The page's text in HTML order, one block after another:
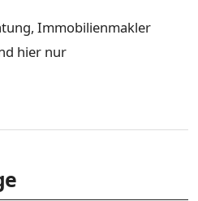
Immobilienmakler
hier nur